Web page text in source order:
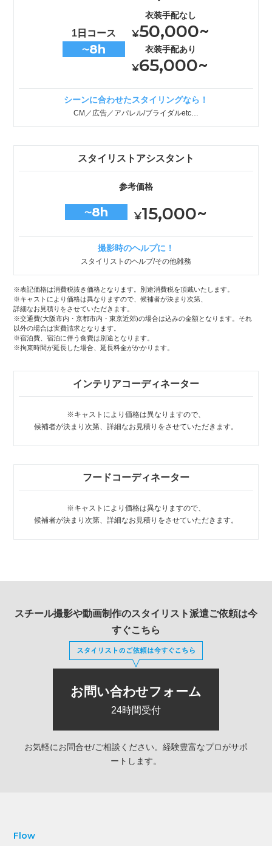
1日コース
〜8h
衣装手配なし
¥50,000~
衣装手配あり
¥65,000~
シーンに合わせたスタイリングなら！
CM／広告／アパレル/ブライダルetc…
スタイリストアシスタント
参考価格
〜8h ¥15,000~
撮影時のヘルプに！
スタイリストのヘルプ/その他雑務
※表記価格は消費税抜き価格となります。別途消費税を頂戴いたします。
※キャストにより価格は異なりますので、候補者が決まり次第、
詳細なお見積りをさせていただきます。
※交通費(大阪市内・京都市内・東京近郊)の場合は込みの金額となります。それ
以外の場合は実費請求となります。
※宿泊費、宿泊に伴う食費は別途となります。
※拘束時間が延長した場合、延長料金がかかります。
インテリアコーディネーター
※キャストにより価格は異なりますので、
候補者が決まり次第、詳細なお⾒積りをさせていただきます。
フードコーディネーター
※キャストにより価格は異なりますので、
候補者が決まり次第、詳細なお⾒積りをさせていただきます。
スチール撮影や動画制作のスタイリスト派遣ご依頼は今
すぐこちら
お問い合わせフォーム
24時間受付
お気軽にお問合せ/ご相談ください。経験豊富なプロがサポ
ートします。
Flow